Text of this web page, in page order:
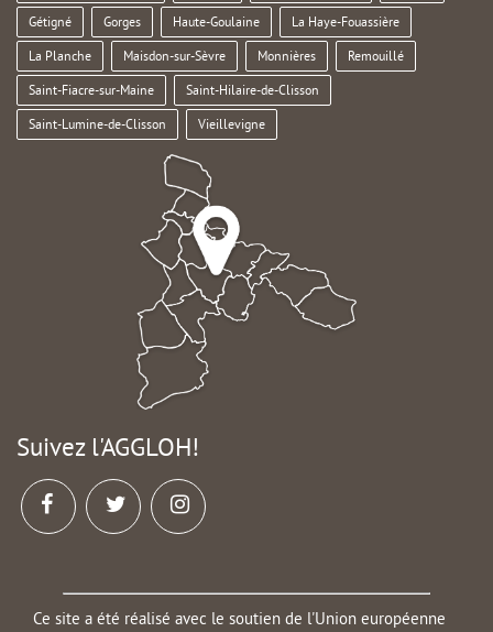
Gétigné Gorges Haute-Goulaine La Haye-Fouassière
La Planche Maisdon-sur-Sèvre Monnières Remouillé
Saint-Fiacre-sur-Maine Saint-Hilaire-de-Clisson
Saint-Lumine-de-Clisson Vieillevigne
Suivez l'AGGLOH!
Ce site a été réalisé avec le soutien de l'Union européenne